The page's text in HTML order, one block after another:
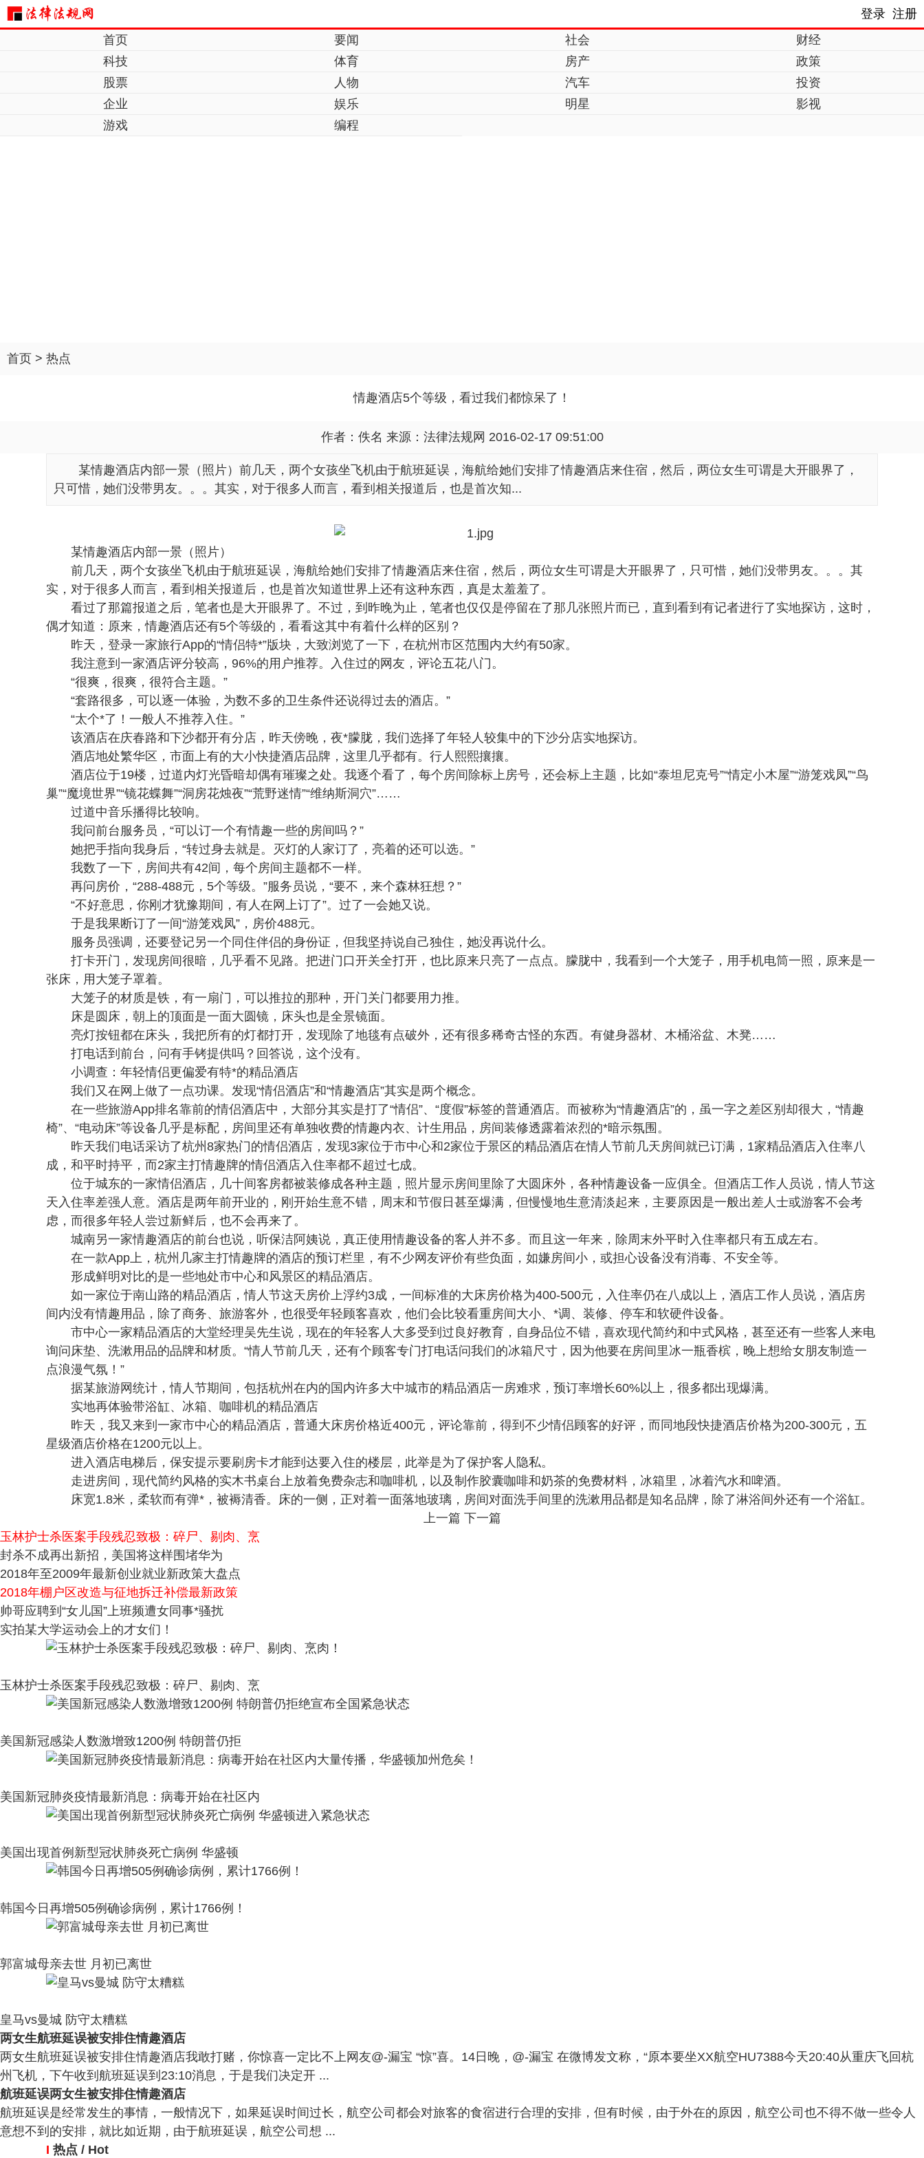
登录 注册
首页
要闻 社会
财经
科技
体育 房产
政策
股票
人物 汽车
投资
企业
娱乐 明星
影视
游戏
编程
首页 > 热点
情趣酒店5个等级，看过我们都惊呆了！
作者：佚名 来源： 法律法规网 2016-02-17 09:51:00
某情趣酒店内部一景（照片）前几天，两个女孩坐飞机由于航班延误，海航给她们安排了情趣酒店来住宿，然后，两位女生可谓是大开眼界了，
只可惜，她们没带男友。。。其实，对于很多人而言，看到相关报道后，也是首次知...
某情趣酒店内部一景（照片）
前几天，两个女孩坐飞机由于航班延误，海航给她们安排了情趣酒店来住宿，然后，两位女生可谓是大开眼界了，只可惜，她们没带男友。。。其
实，对于很多人而言，看到相关报道后，也是首次知道世界上还有这种东西，真是太羞羞了。
看过了那篇报道之后，笔者也是大开眼界了。不过，到昨晚为止，笔者也仅仅是停留在了那几张照片而已，直到看到有记者进行了实地探访，这时，
偶才知道：原来，情趣酒店还有5个等级的，看看这其中有着什么样的区别？
昨天，登录一家旅行App的“情侣特*”版块，大致浏览了一下，在杭州市区范围内大约有50家。
我注意到一家酒店评分较高，96%的用户推荐。入住过的网友，评论五花八门。
“很爽，很爽，很符合主题。”
“套路很多，可以逐一体验，为数不多的卫生条件还说得过去的酒店。”
“太个*了！一般人不推荐入住。”
该酒店在庆春路和下沙都开有分店，昨天傍晚，夜*朦胧，我们选择了年轻人较集中的下沙分店实地探访。
酒店地处繁华区，市面上有的大小快捷酒店品牌，这里几乎都有。行人熙熙攘攘。
酒店位于19楼，过道内灯光昏暗却偶有璀璨之处。我逐个看了，每个房间除标上房号，还会标上主题，比如“泰坦尼克号”“情定小木屋”“游笼戏凤”“鸟
巢”“魔境世界”“镜花蝶舞”“洞房花烛夜”“荒野迷情”“维纳斯洞穴”……
过道中音乐播得比较响。
我问前台服务员，“可以订一个有情趣一些的房间吗？”
她把手指向我身后，“转过身去就是。灭灯的人家订了，亮着的还可以选。”
我数了一下，房间共有42间，每个房间主题都不一样。
再问房价，“288-488元，5个等级。”服务员说，“要不，来个森林狂想？”
“不好意思，你刚才犹豫期间，有人在网上订了”。过了一会她又说。
于是我果断订了一间“游笼戏凤”，房价488元。
服务员强调，还要登记另一个同住伴侣的身份证，但我坚持说自己独住，她没再说什么。
打卡开门，发现房间很暗，几乎看不见路。把进门口开关全打开，也比原来只亮了一点点。朦胧中，我看到一个大笼子，用手机电筒一照，原来是一
张床，用大笼子罩着。
大笼子的材质是铁，有一扇门，可以推拉的那种，开门关门都要用力推。
床是圆床，朝上的顶面是一面大圆镜，床头也是全景镜面。
亮灯按钮都在床头，我把所有的灯都打开，发现除了地毯有点破外，还有很多稀奇古怪的东西。有健身器材、木桶浴盆、木凳……
打电话到前台，问有手铐提供吗？回答说，这个没有。
小调查：年轻情侣更偏爱有特*的精品酒店
我们又在网上做了一点功课。发现“情侣酒店”和“情趣酒店”其实是两个概念。
在一些旅游App排名靠前的情侣酒店中，大部分其实是打了“情侣”、“度假”标签的普通酒店。而被称为“情趣酒店”的，虽一字之差区别却很大，“情趣
椅”、“电动床”等设备几乎是标配，房间里还有单独收费的情趣内衣、计生用品，房间装修透露着浓烈的*暗示氛围。
昨天我们电话采访了杭州8家热门的情侣酒店，发现3家位于市中心和2家位于景区的精品酒店在情人节前几天房间就已订满，1家精品酒店入住率八
成，和平时持平，而2家主打情趣牌的情侣酒店入住率都不超过七成。
位于城东的一家情侣酒店，几十间客房都被装修成各种主题，照片显示房间里除了大圆床外，各种情趣设备一应俱全。但酒店工作人员说，情人节这
天入住率差强人意。酒店是两年前开业的，刚开始生意不错，周末和节假日甚至爆满，但慢慢地生意清淡起来，主要原因是一般出差人士或游客不会考
虑，而很多年轻人尝过新鲜后，也不会再来了。
城南另一家情趣酒店的前台也说，听保洁阿姨说，真正使用情趣设备的客人并不多。而且这一年来，除周末外平时入住率都只有五成左右。
在一款App上，杭州几家主打情趣牌的酒店的预订栏里，有不少网友评价有些负面，如嫌房间小，或担心设备没有消毒、不安全等。
形成鲜明对比的是一些地处市中心和风景区的精品酒店。
如一家位于南山路的精品酒店，情人节这天房价上浮约3成，一间标准的大床房价格为400-500元，入住率仍在八成以上，酒店工作人员说，酒店房
间内没有情趣用品，除了商务、旅游客外，也很受年轻顾客喜欢，他们会比较看重房间大小、*调、装修、停车和软硬件设备。
市中心一家精品酒店的大堂经理吴先生说，现在的年轻客人大多受到过良好教育 ，自身品位不错，喜欢现代简约和中式风格，甚至还有一些客人来电
询问床垫、洗漱用品的品牌和材质。“情人节前几天，还有个顾客专门打电话问我们的冰箱尺寸，因为他要在房间里冰一瓶香槟，晚上想给女朋友制造一
点浪漫气氛！”
据某旅游网统计，情人节期间，包括杭州在内的国内许多大中城市的精品酒店一房难求，预订率增长60%以上，很多都出现爆满。
实地再体验带浴缸、冰箱、咖啡机的精品酒店
昨天，我又来到一家市中心的精品酒店，普通大床房价格近400元，评论靠前，得到不少情侣顾客的好评，而同地段快捷酒店价格为200-300元，五
星级酒店价格在1200元以上。
进入酒店电梯后，保安提示要刷房卡才能到达要入住的楼层，此举是为了保护客人隐私。
走进房间，现代简约风格的实木书桌台上放着免费杂志和咖啡机，以及制作胶囊咖啡和奶茶的免费材料，冰箱里，冰着汽水和啤酒。
床宽1.8米，柔软而有弹*，被褥清香。床的一侧，正对着一面落地玻璃，房间对面洗手间里的洗漱用品都是知名品牌，除了淋浴间外还有一个浴缸。
上一篇 下一篇
玉林护士杀医案手段残忍致极：碎尸、剔肉、烹
封杀不成再出新招，美国将这样围堵华为
2018年至2009年最新创业就业新政策大盘点
2018年棚户区改造与征地拆迁补偿最新政策
帅哥应聘到“女儿国”上班频遭女同事*骚扰
实拍某大学运动会上的才女们！
玉林护士杀医案手段残忍致极：碎尸、剔肉、烹
美国新冠感染人数激增致1200例 特朗普仍拒
美国新冠肺炎疫情最新消息：病毒开始在社区内
美国出现首例新型冠状肺炎死亡病例 华盛顿
韩国今日再增505例确诊病例，累计1766例！
郭富城母亲去世 月初已离世
皇马vs曼城 防守太糟糕
两女生航班延误被安排住情趣酒店
两女生航班延误被安排住情趣酒店我敢打赌，你惊喜一定比不上网友@-漏宝 “惊”喜。14日晚，@-漏宝 在微博发文称，“原本要坐XX航空HU7388今天20:40从重庆飞回杭
州飞机，下午收到航班延误到23:10消息，于是我们决定开 ...
航班延误两女生被安排住情趣酒店
航班延误是经常发生的事情，一般情况下，如果延误时间过长，航空公司都会对旅客的食宿进行合理的安排，但有时候，由于外在的原因，航空公司也不得不做一些令人
意想不到的安排，就比如近期，由于航班延误，航空公司想 ...
I热点/ Hot